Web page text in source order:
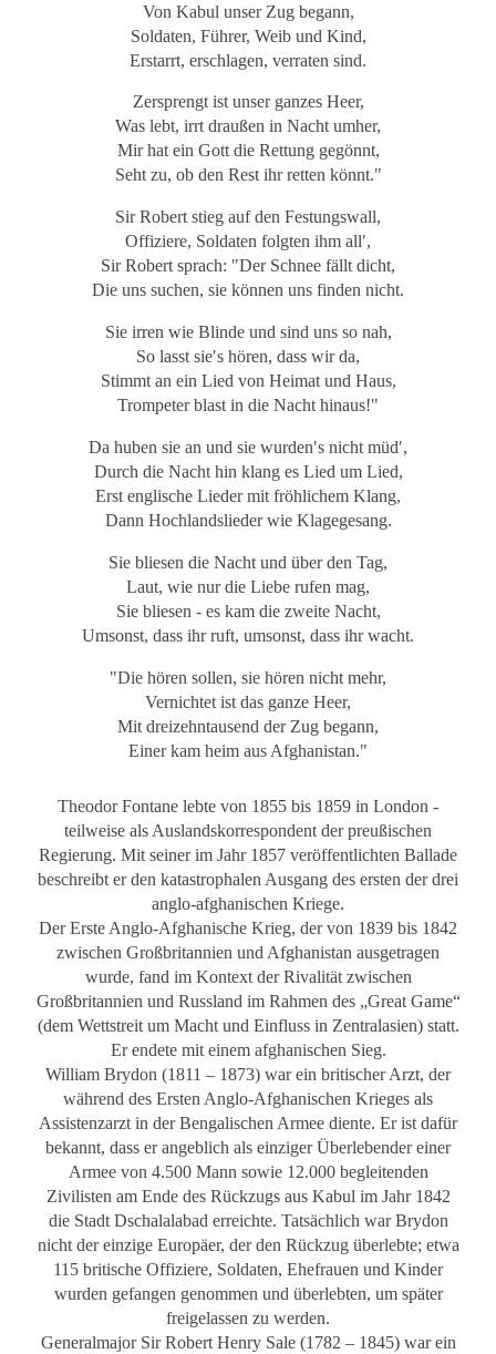
Von Kabul unser Zug begann,
Soldaten, Führer, Weib und Kind,
Erstarrt, erschlagen, verraten sind.
Zersprengt ist unser ganzes Heer,
Was lebt, irrt draußen in Nacht umher,
Mir hat ein Gott die Rettung gegönnt,
Seht zu, ob den Rest ihr retten könnt."
Sir Robert stieg auf den Festungswall,
Offiziere, Soldaten folgten ihm all′,
Sir Robert sprach: "Der Schnee fällt dicht,
Die uns suchen, sie können uns finden nicht.
Sie irren wie Blinde und sind uns so nah,
So lasst sie′s hören, dass wir da,
Stimmt an ein Lied von Heimat und Haus,
Trompeter blast in die Nacht hinaus!"
Da huben sie an und sie wurden′s nicht müd′,
Durch die Nacht hin klang es Lied um Lied,
Erst englische Lieder mit fröhlichem Klang,
Dann Hochlandslieder wie Klagegesang.
Sie bliesen die Nacht und über den Tag,
Laut, wie nur die Liebe rufen mag,
Sie bliesen - es kam die zweite Nacht,
Umsonst, dass ihr ruft, umsonst, dass ihr wacht.
"Die hören sollen, sie hören nicht mehr,
Vernichtet ist das ganze Heer,
Mit dreizehntausend der Zug begann,
Einer kam heim aus Afghanistan."
Theodor Fontane lebte von 1855 bis 1859 in London -
teilweise als Auslandskorrespondent der preußischen
Regierung. Mit seiner im Jahr 1857 veröffentlichten Ballade
beschreibt er den katastrophalen Ausgang des ersten der drei
anglo-afghanischen Kriege.
Der Erste Anglo-Afghanische Krieg, der von 1839 bis 1842
zwischen Großbritannien und Afghanistan ausgetragen
wurde, fand im Kontext der Rivalität zwischen
Großbritannien und Russland im Rahmen des „Great Game“
(dem Wettstreit um Macht und Einfluss in Zentralasien) statt.
Er endete mit einem afghanischen Sieg.
William Brydon (1811 – 1873) war ein britischer Arzt, der
während des Ersten Anglo-Afghanischen Krieges als
Assistenzarzt in der Bengalischen Armee diente. Er ist dafür
bekannt, dass er angeblich als einziger Überlebender einer
Armee von 4.500 Mann sowie 12.000 begleitenden
Zivilisten am Ende des Rückzugs aus Kabul im Jahr 1842
die Stadt Dschalalabad erreichte. Tatsächlich war Brydon
nicht der einzige Europäer, der den Rückzug überlebte; etwa
115 britische Offiziere, Soldaten, Ehefrauen und Kinder
wurden gefangen genommen und überlebten, um später
freigelassen zu werden.
Generalmajor Sir Robert Henry Sale (1782 – 1845) war ein